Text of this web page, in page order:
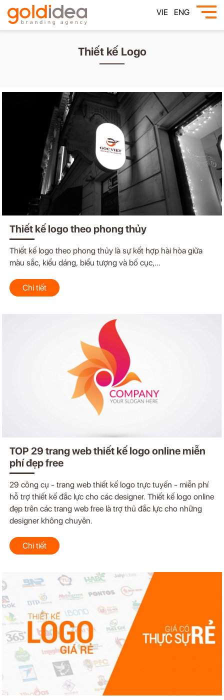
VIE ENG
Thiết kế Logo
Thiết kế logo theo phong thủy
Thiết kế logo theo phong thủy là sự kết hợp hài hòa giữa
màu sắc, kiểu dáng, biểu tượng và bố cục,...
Chi tiết
TOP 29 trang web thiết kế logo online miễn
phí đẹp free
29 công cụ - trang web thiết kế logo trực tuyến - miễn phí
hỗ trợ thiết kế đắc lực cho các designer. Thiết kế logo online
đẹp trên các trang web free là trợ thủ đắc lực cho những
designer không chuyên.
Chi tiết